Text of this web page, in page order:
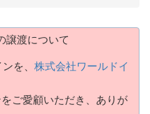
譲渡について
を、 株式会社ワールドイ
ご愛顧いただき、ありが